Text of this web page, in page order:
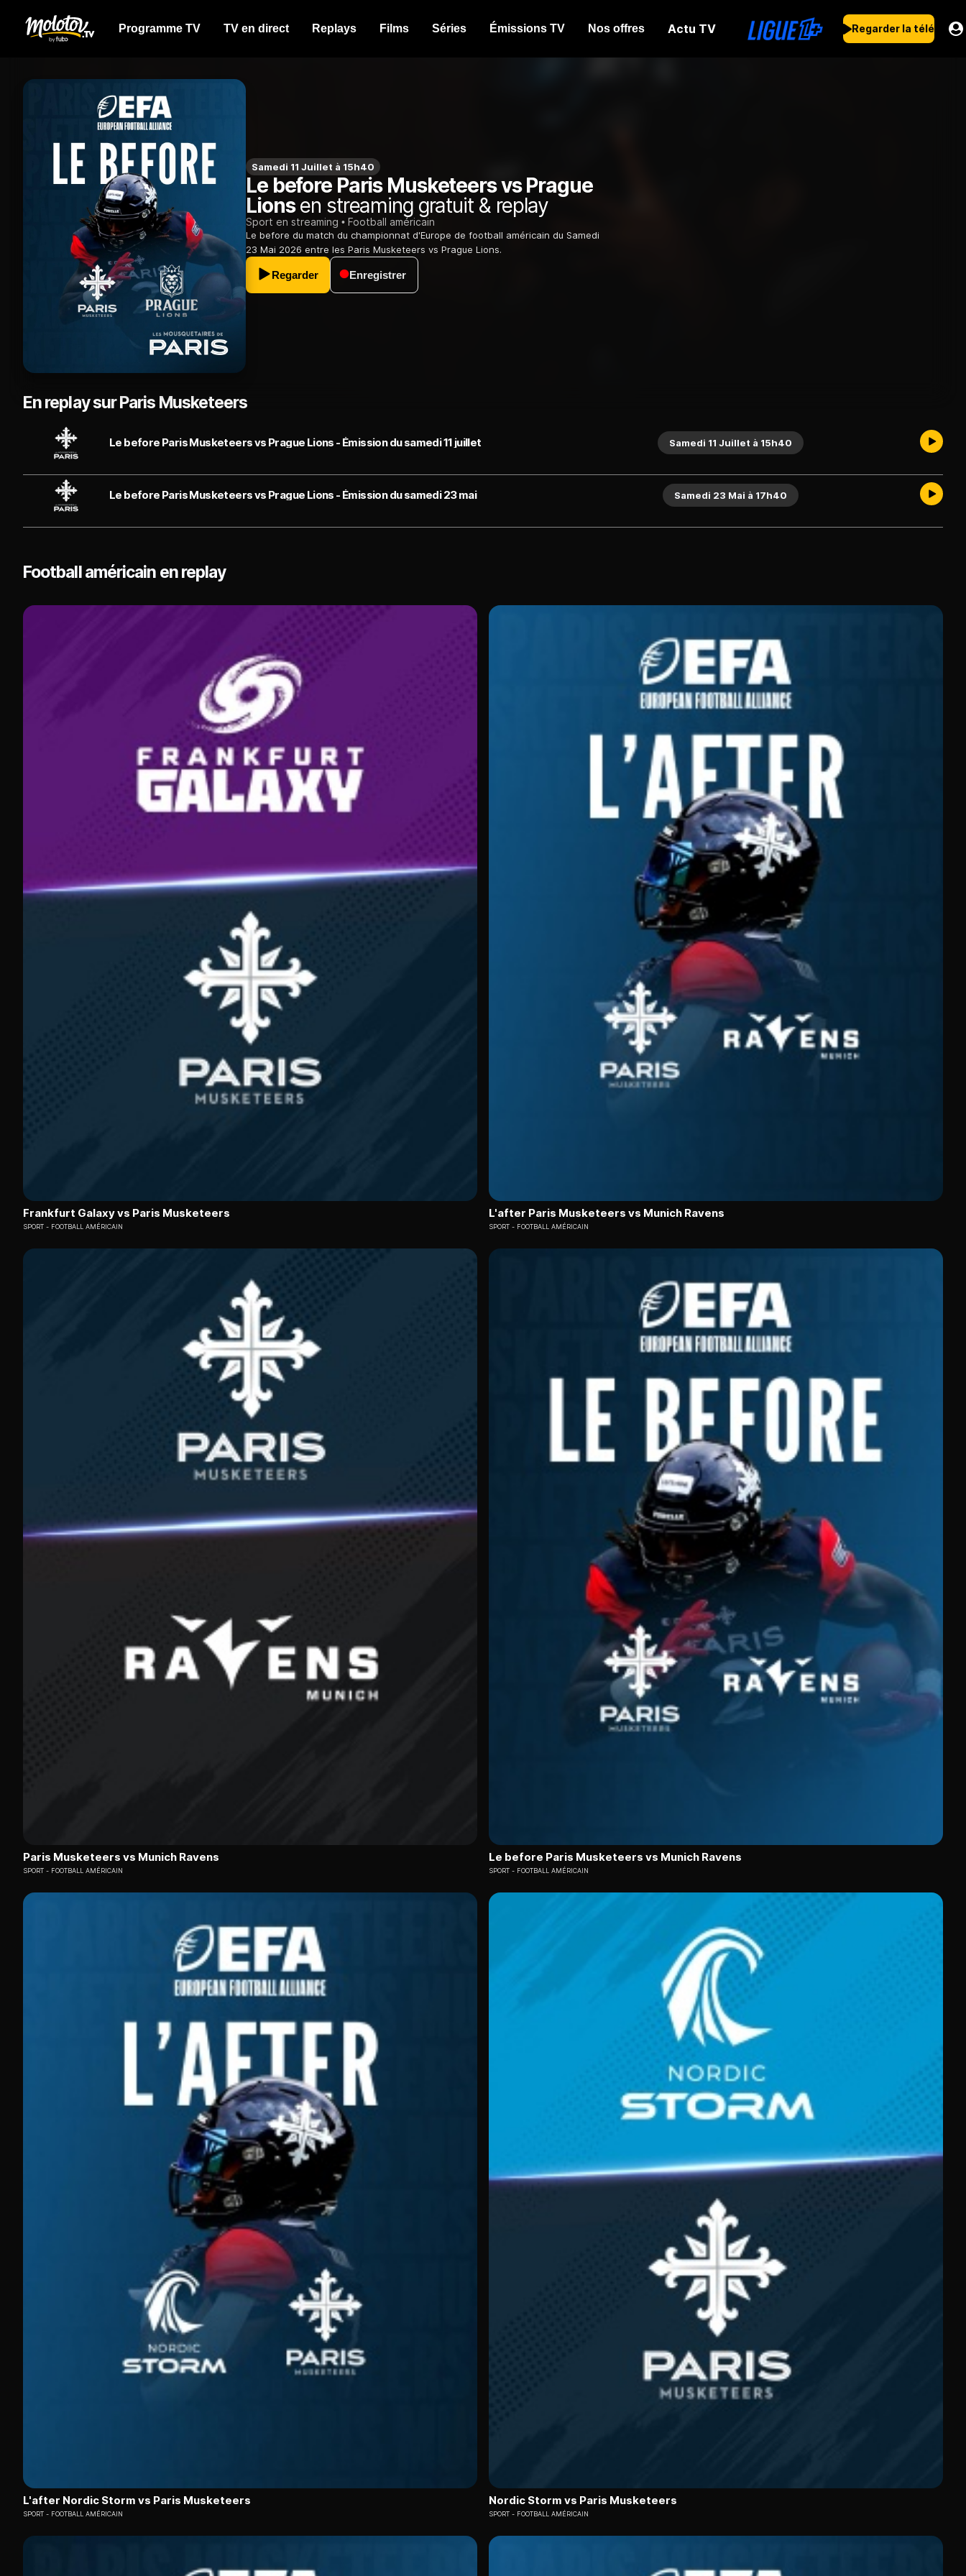
Programme TV TV en direct Replays Films Séries Émissions TV Nos offres Actu TV Regarder la télé
Samedi 11 Juillet à 15h40
Le before Paris Musketeers vs Prague
Lionsen streaming gratuit & replay
Sport en streaming Football américain
Le before du match du championnat d'Europe de football américain du Samedi
23 Mai 2026 entre les Paris Musketeers vs Prague Lions.
Regarder Enregistrer
En replay sur Paris Musketeers
Le before Paris Musketeers vs Prague Lions - Émission du samedi 11 juillet Samedi 11 Juillet à 15h40
Le before Paris Musketeers vs Prague Lions - Émission du samedi 23 mai Samedi 23 Mai à 17h40
Football américain en replay
Frankfurt Galaxy vs Paris Musketeers
SPORT FOOTBALL AMÉRICAIN
L'after Paris Musketeers vs Munich Ravens
SPORT FOOTBALL AMÉRICAIN
Paris Musketeers vs Munich Ravens
SPORT FOOTBALL AMÉRICAIN
Le before Paris Musketeers vs Munich Ravens
SPORT FOOTBALL AMÉRICAIN
L'after Nordic Storm vs Paris Musketeers
SPORT FOOTBALL AMÉRICAIN
Nordic Storm vs Paris Musketeers
SPORT FOOTBALL AMÉRICAIN